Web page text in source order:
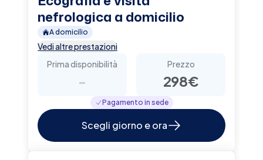
nefrologica a domicilio
A domicilio
Vedi altre prestazioni
Prima disponibilità
-
Prezzo
298€
Pagamento in sede
Scegli giorno e ora